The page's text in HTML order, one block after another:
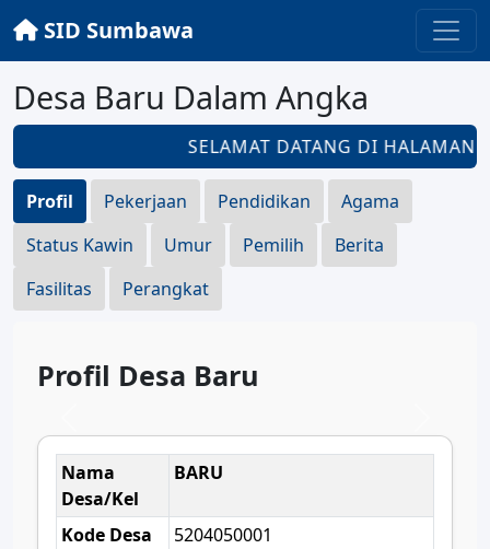
SID Sumbawa
Desa Baru Dalam Angka
SELAMAT DATANG DI HALAMAN
Profil Pekerjaan Pendidikan
Agama
Status Kawin
Umur Pemilih
Berita
Fasilitas
Perangkat
Profil Desa Baru
Nama
Desa/Kel
BARU
Kode Desa
5204050001